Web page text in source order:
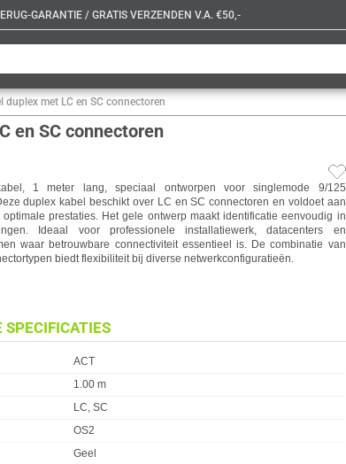
GARANTIE / GRATIS VERZENDEN V.A. €50,-
duplex met LC en SC connectoren
en SC connectoren
1 meter lang, speciaal ontworpen voor singlemode 9/125
duplex kabel beschikt over LC en SC connectoren en voldoet aan
prestaties. Het gele ontwerp maakt identificatie eenvoudig in
Ideaal voor professionele installatiewerk, datacenters en
waar betrouwbare connectiviteit essentieel is. De combinatie van
biedt flexibiliteit bij diverse netwerkconfiguratieën.
ACT
1.00 m
LC, SC
OS2
Geel